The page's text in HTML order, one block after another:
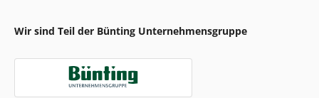
Wir sind Teil der Bünting Unternehmensgruppe